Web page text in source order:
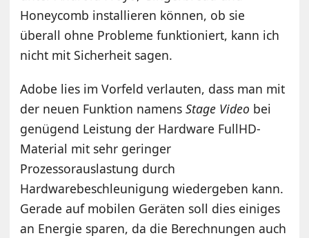
Honeycomb installieren können, ob sie
überall ohne Probleme funktioniert, kann ich
nicht mit Sicherheit sagen.
Adobe lies im Vorfeld verlauten, dass man mit
der neuen Funktion namensStage Video bei
genügend Leistung der Hardware FullHD-
Material mit sehr geringer
Prozessorauslastung durch
Hardwarebeschleunigung wiedergeben kann.
Gerade auf mobilen Geräten soll dies einiges
an Energie sparen, da die Berechnungen auch